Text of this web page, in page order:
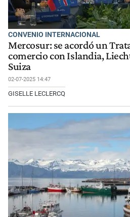
CONVENIO INTERNACIONAL
Mercosur: se acordó un
comercio con Islandia,
Suiza
02-07-2025 14:47
GISELLE LECLERCQ